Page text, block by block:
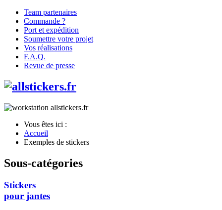
Team partenaires
Commande ?
Port et expédition
Soumettre votre projet
Vos réalisations
F.A.Q.
Revue de presse
Vous êtes ici :
Accueil
Exemples de stickers
Sous-catégories
Stickers
pour jantes